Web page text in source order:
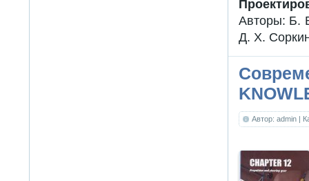
Авторы: Б.
Д. Х.
Автор: admin |